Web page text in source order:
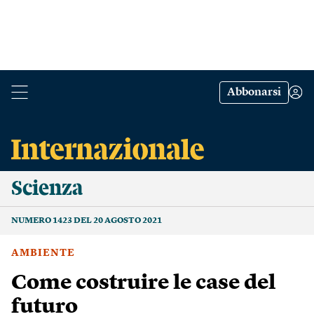
Abbonarsi
Scienza
NUMERO 1423 DEL 20 AGOSTO 2021
AMBIENTE
Come costruire le case del
futuro